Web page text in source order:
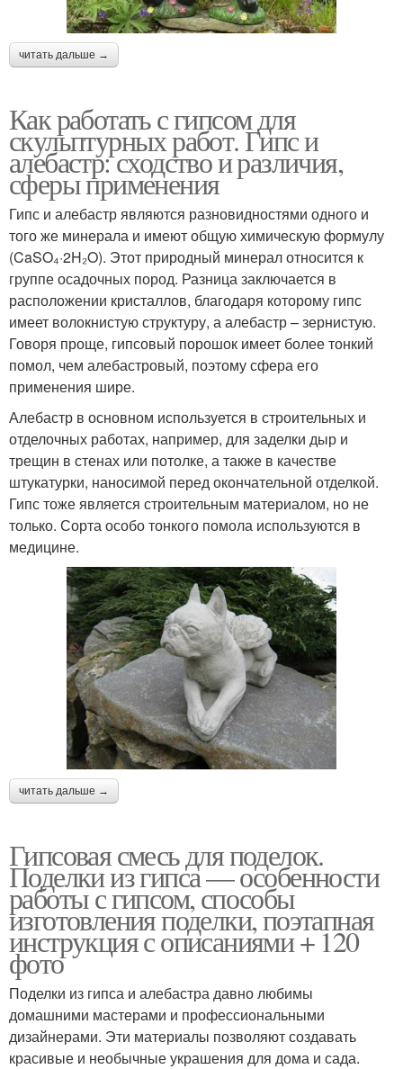
читать дальше →
Как работать с гипсом для
скульптурных работ. Гипс и
алебастр: сходство и различия,
сферы применения
Гипс и алебастр являются разновидностями одного и
того же минерала и имеют общую химическую формулу
(CaSO₄·2H₂O). Этот природный минерал относится к
группе осадочных пород. Разница заключается в
расположении кристаллов, благодаря которому гипс
имеет волокнистую структуру, а алебастр – зернистую.
Говоря проще, гипсовый порошок имеет более тонкий
помол, чем алебастровый, поэтому сфера его
применения шире.
Алебастр в основном используется в строительных и
отделочных работах, например, для заделки дыр и
трещин в стенах или потолке, а также в качестве
штукатурки, наносимой перед окончательной отделкой.
Гипс тоже является строительным материалом, но не
только. Сорта особо тонкого помола используются в
медицине.
читать дальше →
Гипсовая смесь для поделок.
Поделки из гипса — особенности
работы с гипсом, способы
изготовления поделки, поэтапная
инструкция с описаниями + 120
фото
Поделки из гипса и алебастра давно любимы
домашними мастерами и профессиональными
дизайнерами. Эти материалы позволяют создавать
красивые и необычные украшения для дома и сада.